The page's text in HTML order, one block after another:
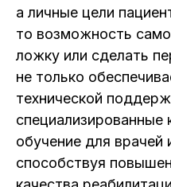
а личные цели
то возможность
ложку или сделать
не только
технической
специализированные
обучение для врачей
способствуя